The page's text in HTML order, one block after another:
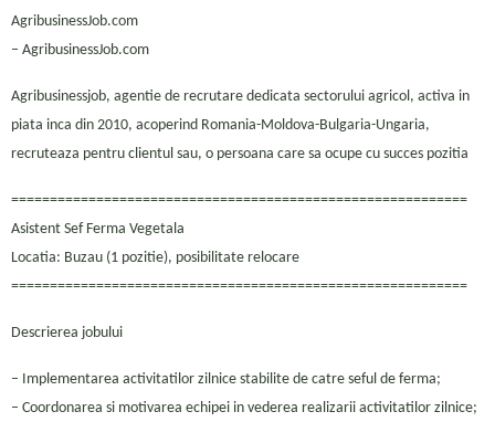
AgribusinessJob.com
– AgribusinessJob.com
Agribusinessjob, agentie de recrutare dedicata sectorului agricol, activa in
piata inca din 2010, acoperind Romania-Moldova-Bulgaria-Ungaria,
recruteaza pentru clientul sau, o persoana care sa ocupe cu succes pozitia
===========================================================
Asistent Sef Ferma Vegetala
Locatia: Buzau (1 pozitie), posibilitate relocare
===========================================================
Descrierea jobului
– Implementarea activitatilor zilnice stabilite de catre seful de ferma;
– Coordonarea si motivarea echipei in vederea realizarii activitatilor zilnice;